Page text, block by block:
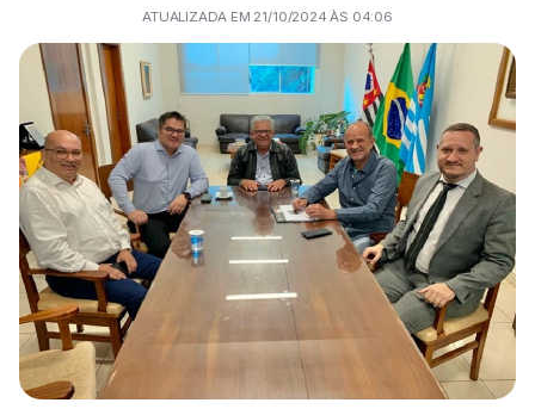
ATUALIZADA EM 21/10/2024 ÀS 04:06